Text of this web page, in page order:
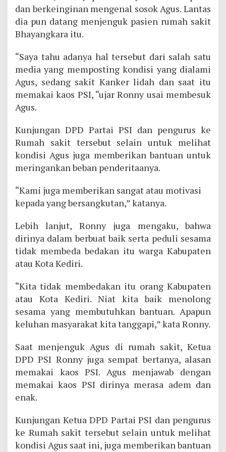
dan berkeinginan mengenal sosok Agus. Lantas
dia pun datang menjenguk pasien rumah sakit
Bhayangkara itu.
“Saya tahu adanya hal tersebut dari salah satu
media yang memposting kondisi yang dialami
Agus, sedang sakit Kanker lidah dan saat itu
memakai kaos PSI, “ujar Ronny usai membesuk
Agus.
Kunjungan DPD Partai PSI dan pengurus ke
Rumah sakit tersebut selain untuk melihat
kondisi Agus juga memberikan bantuan untuk
meringankan beban penderitaanya.
“Kami juga memberikan sangat atau motivasi
kepada yang bersangkutan,” katanya.
Lebih lanjut, Ronny juga mengaku, bahwa
dirinya dalam berbuat baik serta peduli sesama
tidak membeda bedakan itu warga Kabupaten
atau Kota Kediri.
“Kita tidak membedakan itu orang Kabupaten
atau Kota Kediri. Niat kita baik menolong
sesama yang membutuhkan bantuan. Apapun
keluhan masyarakat kita tanggapi,” kata Ronny.
Saat menjenguk Agus di rumah sakit, Ketua
DPD PSI Ronny juga sempat bertanya, alasan
memakai kaos PSI. Agus menjawab dengan
memakai kaos PSI dirinya merasa adem dan
enak.
Kunjungan Ketua DPD Partai PSI dan pengurus
ke Rumah sakit tersebut selain untuk melihat
kondisi Agus saat ini, juga memberikan bantuan